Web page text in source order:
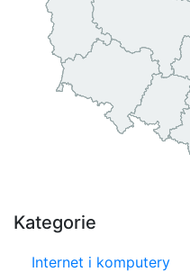
Kategorie
Internet i komputery